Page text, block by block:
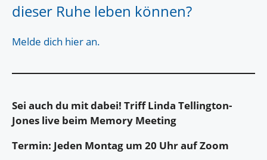
dieser Ruhe leben können?
Melde dich hier an.
Sei auch du mit dabei! Triff Linda Tellington-
Jones live beim Memory Meeting
Termin: Jeden Montag um 20 Uhr auf Zoom